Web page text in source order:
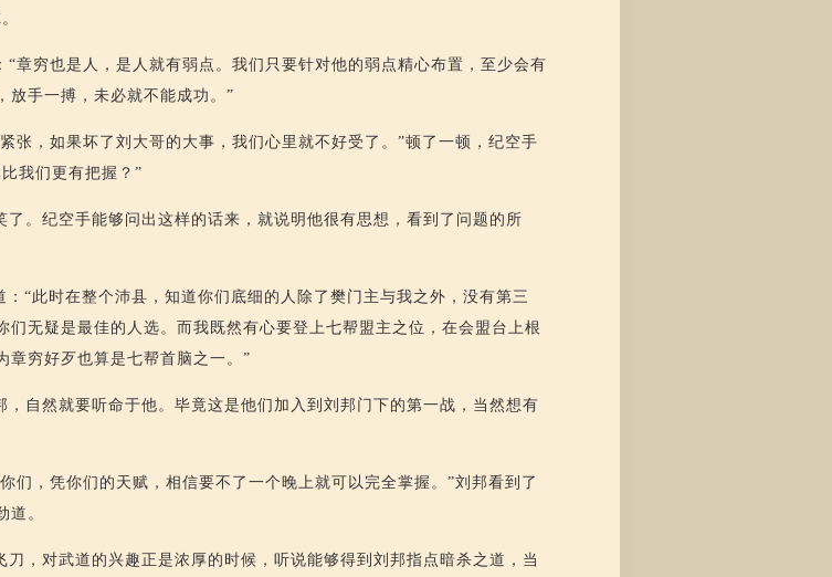
章穷也是人，是人就有弱点。我们只要针对他的弱点精心布置，至少会有
放手一搏，未必就不能成功。”
张，如果坏了刘大哥的大事，我们心里就不好受了。”顿了一顿，纪空手
我们更有把握？”
。纪空手能够问出这样的话来，就说明他很有思想，看到了问题的所
“此时在整个沛县，知道你们底细的人除了樊门主与我之外，没有第三
无疑是最佳的人选。而我既然有心要登上七帮盟主之位，在会盟台上根
章穷好歹也算是七帮首脑之一。”
自然就要听命于他。毕竟这是他们加入到刘邦门下的第一战，当然想有
们，凭你们的天赋，相信要不了一个晚上就可以完全掌握。”刘邦看到了
道。
，对武道的兴趣正是浓厚的时候，听说能够得到刘邦指点暗杀之道，当